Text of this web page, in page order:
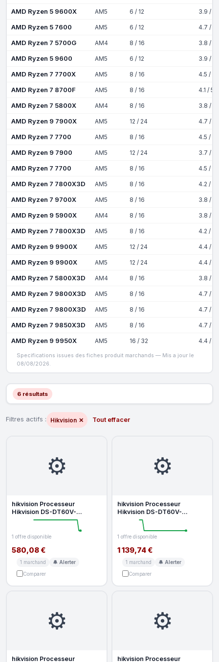
AMD Ryzen 5 9600X AM5 6 / 12 3.9 /
AMD Ryzen 5 7600 AM5 6 / 12 4.7 /
AMD Ryzen 7 5700G AM4 8 / 16 3.8 /
AMD Ryzen 5 9600 AM5 6 / 12 3.9 /
AMD Ryzen 7 7700X AM5 8 / 16 4.5 /
AMD Ryzen 7 8700F AM5 8 / 16 4.1 /
AMD Ryzen 7 5800X AM4 8 / 16 3.8 /
AMD Ryzen 9 7900X AM5 12 / 24 4.7 /
AMD Ryzen 7 7700 AM5 8 / 16 4.5 /
AMD Ryzen 9 7900 AM5 12 / 24 3.7 /
AMD Ryzen 7 7700 AM5 8 / 16 4.5 /
AMD Ryzen 7 7800X3D AM5 8 / 16 4.2 /
AMD Ryzen 7 9700X AM5 8 / 16 3.8 /
AMD Ryzen 9 5900X AM4 8 / 16 3.8 /
AMD Ryzen 7 7800X3D AM5 8 / 16 4.2 /
AMD Ryzen 9 9900X AM5 12 / 24 4.4 /
AMD Ryzen 9 9900X AM5 12 / 24 4.4 /
AMD Ryzen 7 5800X3D AM4 8 / 16 3.8 /
AMD Ryzen 7 9800X3D AM5 8 / 16 4.7 /
AMD Ryzen 7 9800X3D AM5 8 / 16 4.7 /
AMD Ryzen 7 9850X3D AM5 8 / 16 4.7 /
AMD Ryzen 9 9950X AM5 16 / 32 4.4 /
Specifications issues des fiches produit marchands — Mis a jour le
08/08/2026.
6 résultats
Filtres actifs : Hikvision ✕ Tout effacer
⚙️
hikvision Processeur
Hikvision DS-DT60V-
03HI06NO OLED 1U 60 Hz 8
1 offre disponible
580,08 €
1 marchand
🔔 Alerter
Comparer
⚙️
hikvision Processeur
Hikvision DS-DT60V-
03HDI12NO U OLED 120 Hz 8
bit RGB 4 4 4
1 offre disponible
1 139,74 €
1 marchand
🔔 Alerter
Comparer
⚙️
hikvision Processeur
⚙️
hikvision Processeur